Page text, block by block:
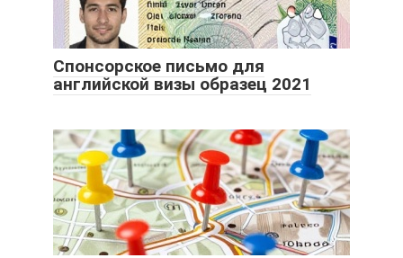
Спонсорское письмо для
английской визы образец 2021